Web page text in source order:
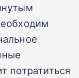
потратиться